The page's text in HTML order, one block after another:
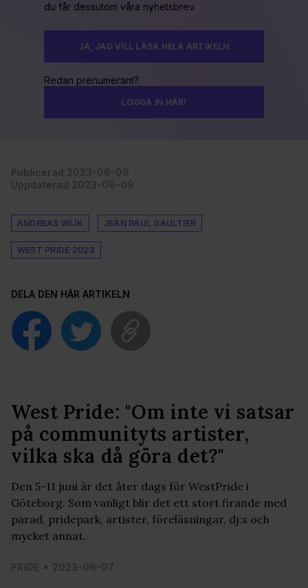
du får dessutom våra nyhetsbrev.
JA, JAG VILL LÄSA HELA ARTIKELN
Redan prenumerant?
LOGGA IN HÄR!
Publicerad 2023-06-09
Uppdaterad 2023-06-09
ANDREAS WIJK JEAN PAUL GAULTIER
WEST PRIDE 2023
DELA DEN HÄR ARTIKELN
West Pride: "Om inte vi satsar
på communityts artister,
vilka ska då göra det?"
Den 5-11 juni är det åter dags för WestPride i
Göteborg. Som vanligt blir det ett stort firande med
parad, pridepark, artister, föreläsningar, dj:s och
mycket annat.
PRIDE 2023-06-07